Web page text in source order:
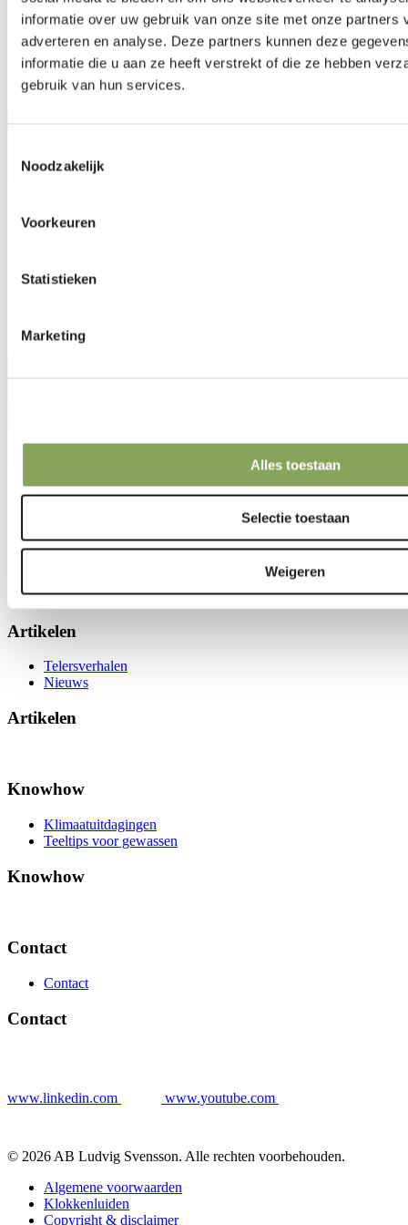
informatie over uw gebruik van onze site met onze partners
adverteren en analyse. Deze partners kunnen deze
informatie die u aan ze heeft verstrekt of die ze hebben
gebruik van hun services.
Noodzakelijk
Voorkeuren
Statistieken
Marketing
Alles toestaan
Selectie toestaan
Weigeren
Nieuwsgierig wat het allemaal liet werken?
Bekijk de producten die in dit verhaal worden
belicht.
OBSCURA 9950 FR W
HARMONY 1315 O FR
We can make your climate work.
Artikelen
Telersverhalen
Nieuws
Artikelen
Knowhow
Klimaatuitdagingen
Teeltips voor gewassen
Knowhow
Contact
Contact
Contact
www.linkedin.com www.youtube.com
© 2026 AB Ludvig Svensson. Alle rechten voorbehouden.
Algemene voorwaarden
Klokkenluiden
Copyright & disclaimer